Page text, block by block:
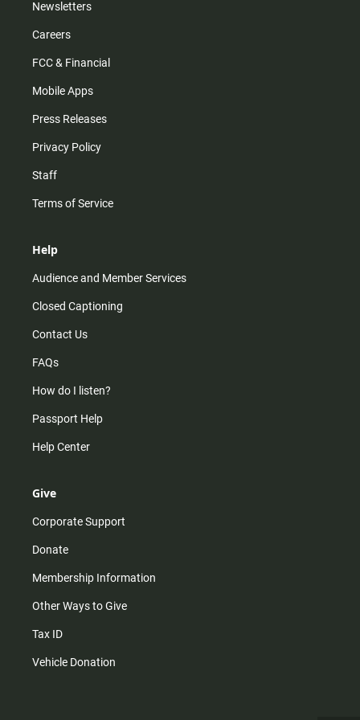
Newsletters
Careers
FCC & Financial
Mobile Apps
Press Releases
Privacy Policy
Staff
Terms of Service
Help
Audience and Member Services
Closed Captioning
Contact Us
FAQs
How do I listen?
Passport Help
Help Center
Give
Corporate Support
Donate
Membership Information
Other Ways to Give
Tax ID
Vehicle Donation